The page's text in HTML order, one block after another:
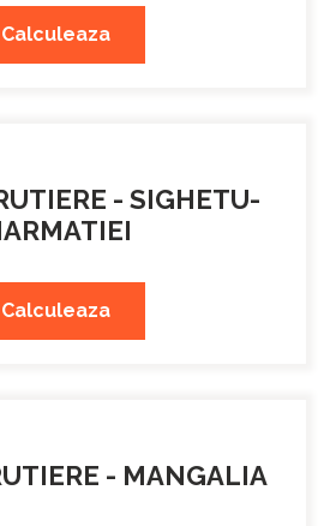
Calculeaza
- SIGHETU-
Calculeaza
- MANGALIA